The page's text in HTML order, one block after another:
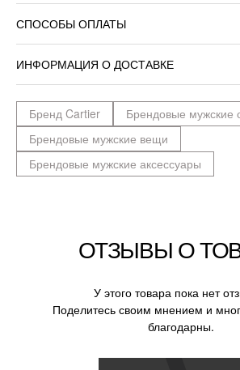
СПОСОБЫ ОПЛАТЫ
ИНФОРМАЦИЯ О ДОСТАВКЕ
Бренд Cartier
Брендовые мужские
Брендовые мужские вещи
Брендовые мужские аксессуары
ОТЗЫВЫ О
У этого товара пока нет
Поделитесь своим мнением и
благодарны.